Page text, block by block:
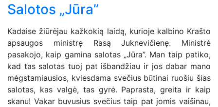
Salotos „Jūra”
Kadaise žiūrėjau kažkokią laidą, kurioje kalbino Krašto
apsaugos ministrę Rasą Juknevičienę. Ministrė
pasakojo, kaip gamina salotas „Jūra”. Man taip patiko,
kad tas salotas tuoj pat išbandžiau ir jos dabar mano
mėgstamiausios, kviesdama svečius būtinai ruošiu šias
salotas, kas valgė, tas gyrė. Paprasta, greita ir kaip
skanu! Vakar buvusius svečius taip pat jomis vaišinau,